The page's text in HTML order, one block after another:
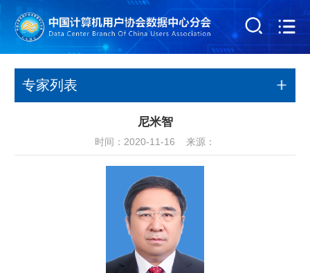
专家列表
尼米智
时间：2020-11-16 来源：